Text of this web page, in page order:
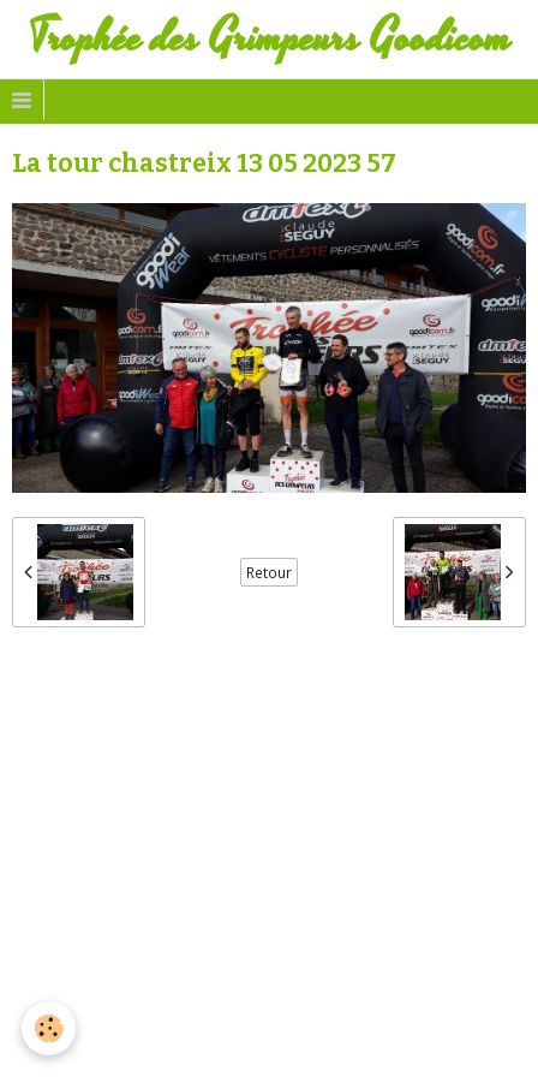
Trophée des Grimpeurs Goodicom
La tour chastreix 13 05 2023 57
Retour